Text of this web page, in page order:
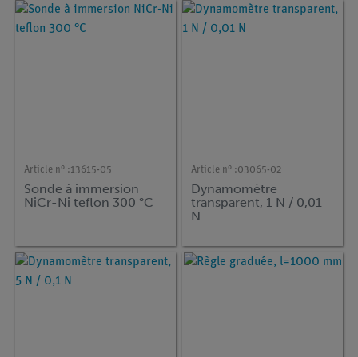
Article n° :13615-05
Sonde à immersion
NiCr-Ni teflon 300 °C
Article n° :03065-02
Dynamomètre
transparent, 1 N / 0,01
N